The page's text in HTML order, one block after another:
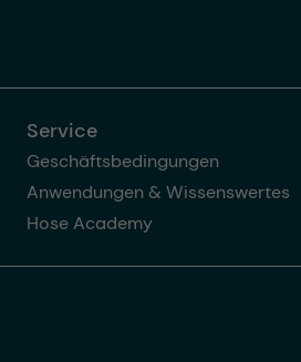
Service
Geschäftsbedingungen
Anwendungen & Wissenswertes
Hose Academy